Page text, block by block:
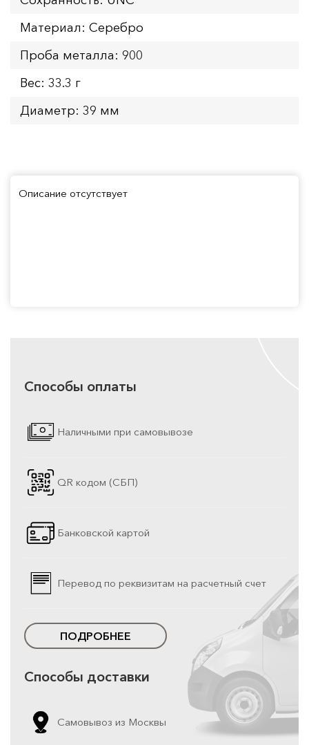
Материал: Серебро
Проба металла: 900
Вес: 33.3 г
Диаметр: 39 мм
Описание отсутствует
Способы оплаты
Наличными при самовывозе
QR кодом (СБП)
Банковской картой
Перевод по реквизитам на расчетный счет
ПОДРОБНЕЕ
Способы доставки
Самовывоз из Москвы